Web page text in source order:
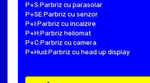
P+S:Parbriz cu parasolar
P+SE:Parbriz cu senzor
P+I:Parbriz cu incalzire
P+H:Parbriz heliomat
P+C:Parbriz cu camera
P+Hud:Parbriz cu head up display